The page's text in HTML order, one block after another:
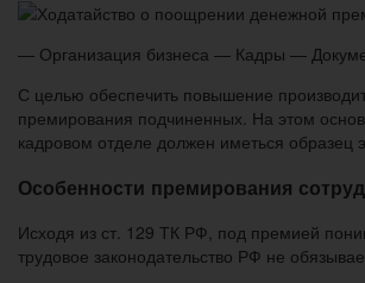
— Организация бизнеса — Кадры —
С целью обеспечить повышение
премирования подчиненных. На этом
кадровом отделе должен иметься образец
Особенности премирования
Исходя из ст. 129 ТК РФ, под премией
трудовое законодательство РФ не